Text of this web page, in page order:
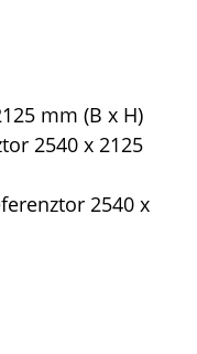
mm (B x H)
2540 x 2125
2540 x